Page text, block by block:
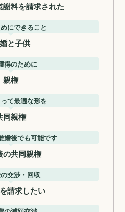
料を請求された
にできること
と子供
得のために
親権
て最適な形を
同親権
婚後でも可能です
の共同親権
交渉・回収
請求したい